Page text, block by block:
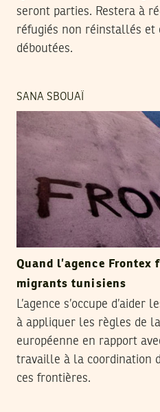
seront parties. Restera à
réfugiés non réinstallés et
déboutées.
SANA SBOUAÏ
Quand l’agence
migrants tunisiens
L’agence s’occupe d’aider
à appliquer les règles de
européenne en rapport
travaille à la coordination
ces frontières.